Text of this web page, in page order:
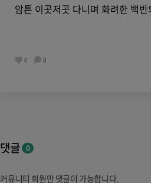
암튼 이곳저곳 다니며 화려한 백
0 0
댓글 0
커뮤니티 회원만 댓글이 가능합니다.